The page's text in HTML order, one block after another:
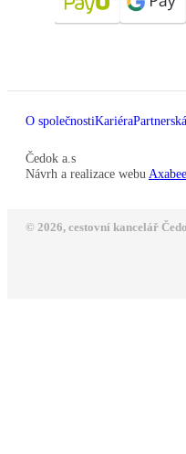
O společnostiKariéra
Čedok a.s
Návrh a realizace webu
© 2026, cestovní kancelář